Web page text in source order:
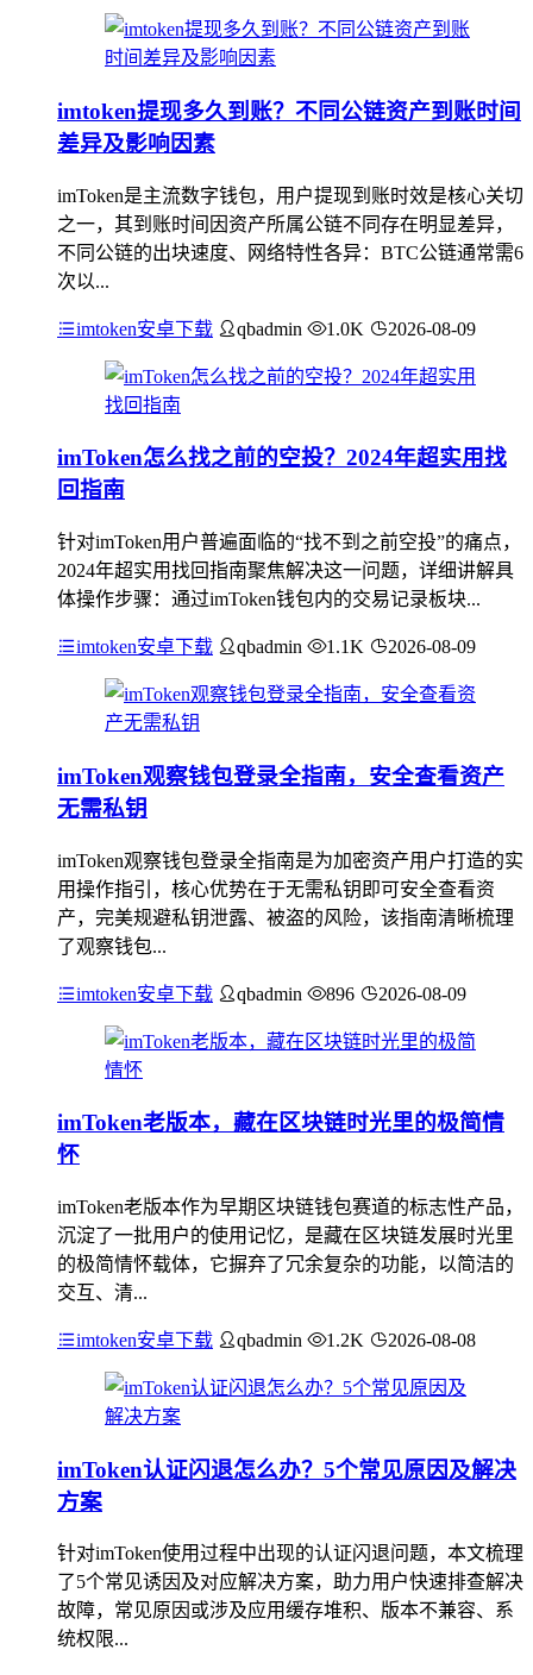
imtoken提现多久到账？不同公链资产到账时间
差异及影响因素
imToken是主流数字钱包，用户提现到账时效是核心关切
之一，其到账时间因资产所属公链不同存在明显差异，
不同公链的出块速度、网络特性各异：BTC公链通常需6
次以...
imtoken安卓下载 qbadmin 1.0K 2026-08-09
imToken怎么找之前的空投？2024年超实用找
回指南
针对imToken用户普遍面临的“找不到之前空投”的痛点，
2024年超实用找回指南聚焦解决这一问题，详细讲解具
体操作步骤：通过imToken钱包内的交易记录板块...
imtoken安卓下载 qbadmin 1.1K 2026-08-09
imToken观察钱包登录全指南，安全查看资产
无需私钥
imToken观察钱包登录全指南是为加密资产用户打造的实
用操作指引，核心优势在于无需私钥即可安全查看资
产，完美规避私钥泄露、被盗的风险，该指南清晰梳理
了观察钱包...
imtoken安卓下载 qbadmin 896 2026-08-09
imToken老版本，藏在区块链时光里的极简情
怀
imToken老版本作为早期区块链钱包赛道的标志性产品，
沉淀了一批用户的使用记忆，是藏在区块链发展时光里
的极简情怀载体，它摒弃了冗余复杂的功能，以简洁的
交互、清...
imtoken安卓下载 qbadmin 1.2K 2026-08-08
imToken认证闪退怎么办？5个常见原因及解决
方案
针对imToken使用过程中出现的认证闪退问题，本文梳理
了5个常见诱因及对应解决方案，助力用户快速排查解决
故障，常见原因或涉及应用缓存堆积、版本不兼容、系
统权限...